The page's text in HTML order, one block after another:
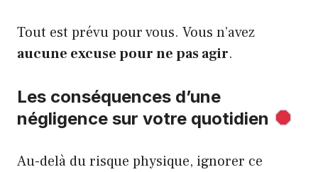
Tout est prévu pour vous. Vous n’avez
aucune excuse pour ne pas agir.
Les conséquences d’une
négligence sur votre quotidien
Au-delà du risque physique, ignorer ce